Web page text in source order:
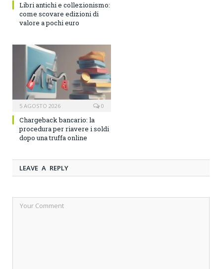
Libri antichi e collezionismo:
come scovare edizioni di
valore a pochi euro
5 AGOSTO 2026 0
Chargeback bancario: la
procedura per riavere i soldi
dopo una truffa online
LEAVE A REPLY